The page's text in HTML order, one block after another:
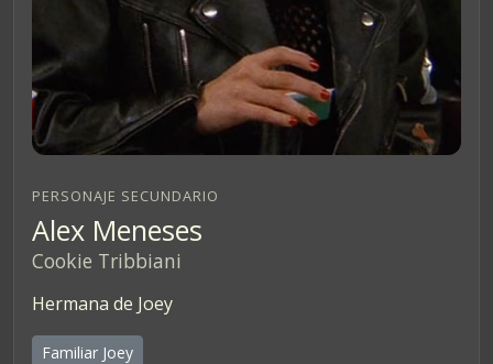
PERSONAJE SECUNDARIO
Alex Meneses
Cookie Tribbiani
Hermana de Joey
Familiar Joey